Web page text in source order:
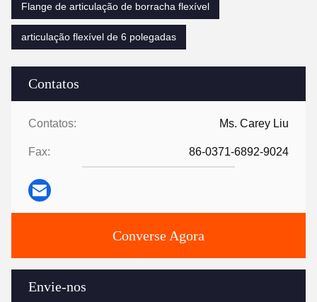
Contatos
Contatos: Ms. Carey Liu
Fax: 86-0371-6892-9024
Converse Agora
Envie-nos
Flange de articulação de borracha flexível
articulação flexível de 6 polegadas